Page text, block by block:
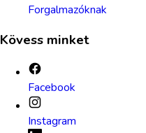
Forgalmazóknak
Kövess minket
Facebook
Instagram